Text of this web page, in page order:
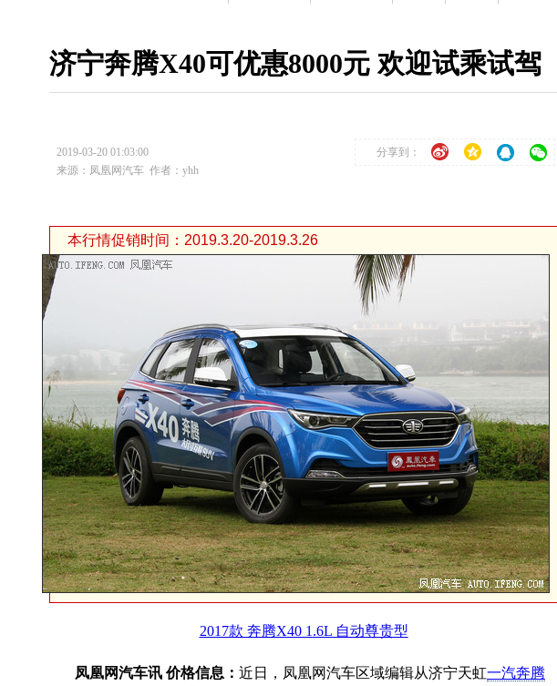
济宁奔腾X40可优惠8000元 欢迎试乘试驾
2019-03-20 01:03:00
分享到：
来源：凤凰网汽车 作者：yhh
本行情促销时间：2019.3.20-2019.3.26
2017款 奔腾X40 1.6L 自动尊贵型
凤凰网汽车讯 价格信息： 近日，凤凰网汽车区域编辑从济宁天虹一汽奔腾